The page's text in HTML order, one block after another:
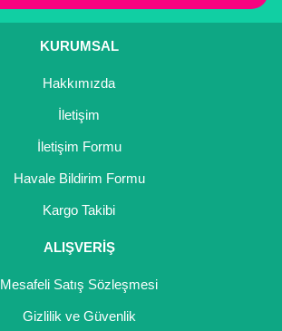
KURUMSAL
Hakkımızda
İletişim
İletişim Formu
Havale Bildirim Formu
Kargo Takibi
ALIŞVERİŞ
Mesafeli Satış Sözleşmesi
Gizlilik ve Güvenlik